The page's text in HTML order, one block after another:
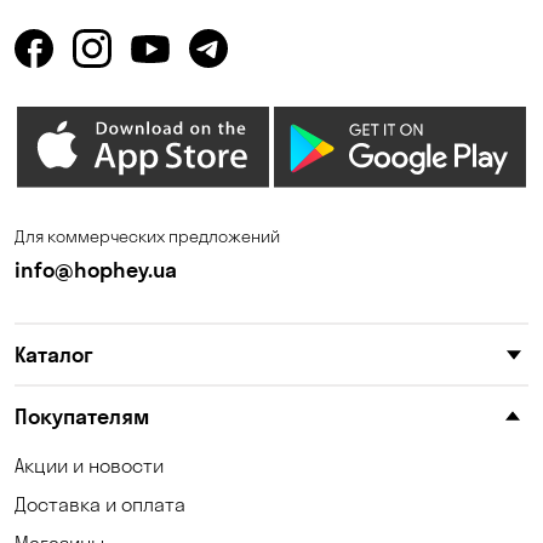
Гостомель
Зазимье Запорожье
Каменные Потоки
Клинцы
Корсунцы
Коцюбинское
Для коммерческих предложений
info@hophey.ua
Каталог
Покупателям
Акции и новости
Доставка и оплата